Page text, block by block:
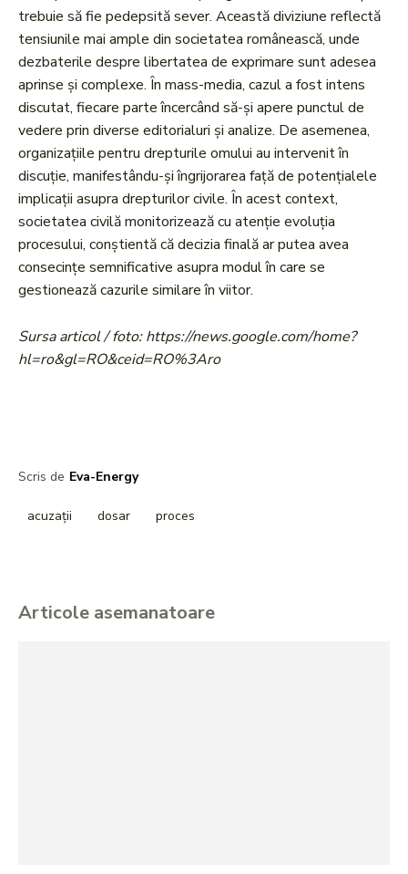
trebuie să fie pedepsită sever. Această diviziune reflectă
tensiunile mai ample din societatea românească, unde
dezbaterile despre libertatea de exprimare sunt adesea
aprinse și complexe. În mass-media, cazul a fost intens
discutat, fiecare parte încercând să-și apere punctul de
vedere prin diverse editorialuri și analize. De asemenea,
organizațiile pentru drepturile omului au intervenit în
discuție, manifestându-și îngrijorarea față de potențialele
implicații asupra drepturilor civile. În acest context,
societatea civilă monitorizează cu atenție evoluția
procesului, conștientă că decizia finală ar putea avea
consecințe semnificative asupra modul în care se
gestionează cazurile similare în viitor.
Sursa articol / foto: https://news.google.com/home?
hl=ro&gl=RO&ceid=RO%3Aro
Scris de Eva-Energy
acuzații dosar proces
Articole asemanatoare